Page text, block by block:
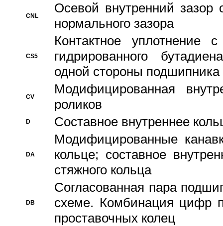
CNL
Осевой внутренний зазор
нормального зазора
CS5
Контактное уплотнение
гидрированного
одной стороны подшипника
CV
Модифицированная
роликов
D Составное внутреннее
DA
Модифицированные
кольце; составное
стяжного кольца
DB
Согласованная пара
схеме. Комбинация цифр
проставочных колец